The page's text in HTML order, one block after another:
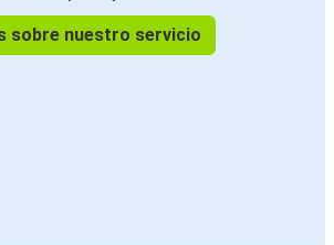
sobre nuestro servicio